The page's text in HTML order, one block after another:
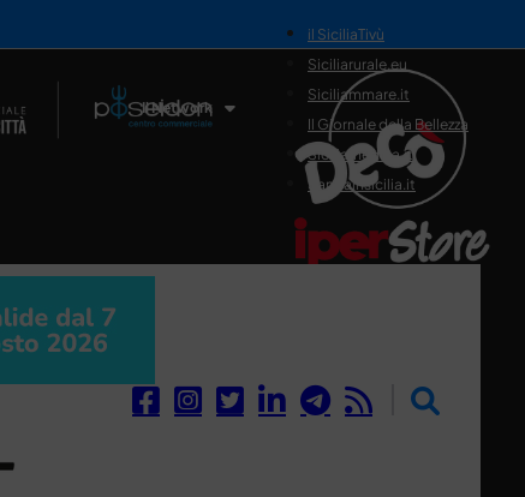
Il Network
il SiciliaTivù
Siciliarurale.eu
Siciliammare.it
Il Giornale della Bellezza
Siciliamedica.it
Sanitainsicilia.it